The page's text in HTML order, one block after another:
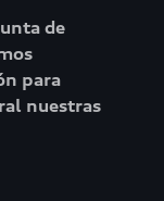
de
para
nuestras